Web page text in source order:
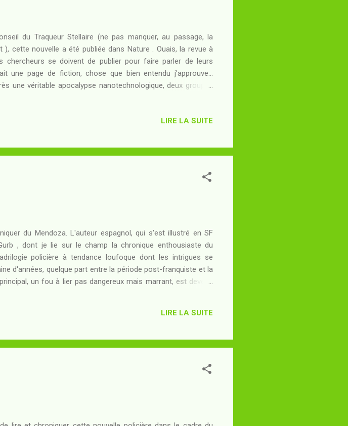
du Traqueur Stellaire (ne pas manquer, au passage, la
cette nouvelle a été publiée dans Nature . Ouais, la revue à
se doivent de publier pour faire parler de leurs
une page de fiction, chose que bien entendu j'approuve...
une véritable apocalypse nanotechnologique, deux groupes
avec des nano-parasites. Sont-ils des malades à sauver ou
) l'auteur questionne e...
LIRE LA SUITE
du Mendoza. L'auteur espagnol, qui s'est illustré en SF
, dont je lie sur le champ la chronique enthousiaste du
policière à tendance loufoque dont les intrigues se
d'années, quelque part entre la période post-franquiste et la
un fou à lier pas dangereux mais marrant, est devenu
coiffure, pas même pour venir faire nettoyer ses cheveux
LIRE LA SUITE